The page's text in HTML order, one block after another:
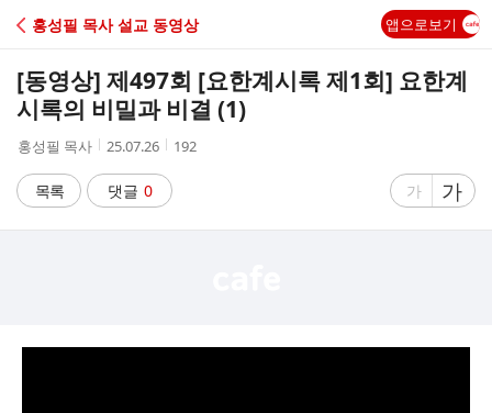
C
A
홍성필 목사 설교 동영상 앱으로보기
[동영상] 제497회 [요한계시록 제1회] 요한계
시록의 비밀과 비결 (1)
작
자
홍성필 목사
작
시
간
25.07.26
조
192
목록 댓글 0
글
게
가
글
자
게
가